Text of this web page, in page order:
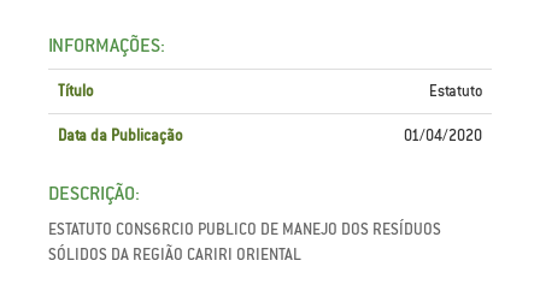
INFORMAÇÕES:
Título Estatuto
Data da Publicação 01/04/2020
DESCRIÇÃO:
ESTATUTO CONS6RCIO PUBLICO DE MANEJO DOS RESÍDUOS
SÓLIDOS DA REGIÃO CARIRI ORIENTAL